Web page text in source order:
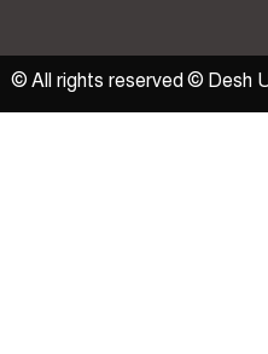
© All rights reserved © Desh